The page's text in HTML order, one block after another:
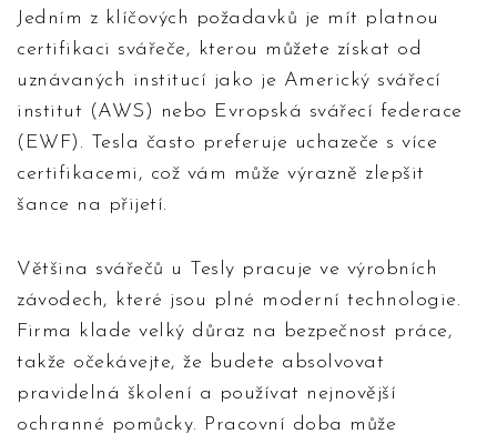
Jedním z klíčových požadavků je mít platnou
certifikaci svářeče, kterou můžete získat od
uznávaných institucí jako je Americký svářecí
institut (AWS) nebo Evropská svářecí federace
(EWF). Tesla často preferuje uchazeče s více
certifikacemi, což vám může výrazně zlepšit
šance na přijetí.
Většina svářečů u Tesly pracuje ve výrobních
závodech, které jsou plné moderní technologie.
Firma klade velký důraz na bezpečnost práce,
takže očekávejte, že budete absolvovat
pravidelná školení a používat nejnovější
ochranné pomůcky. Pracovní doba může